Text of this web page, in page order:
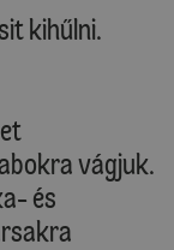
kihűlni.
vágjuk.
és